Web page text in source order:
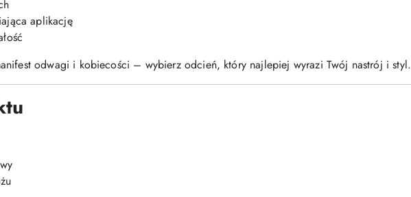
aplikację
odwagi i kobiecości – wybierz odcień, który najlepiej wyrazi Twój nastrój i styl.